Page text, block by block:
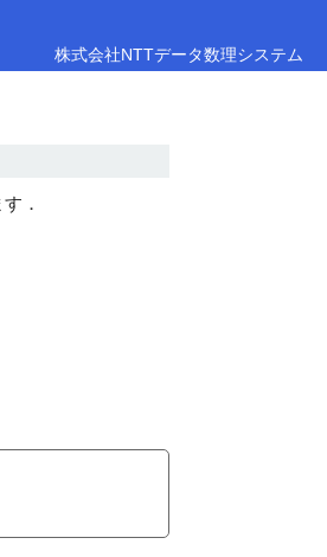
株式会社NTTデータ数理システム
．